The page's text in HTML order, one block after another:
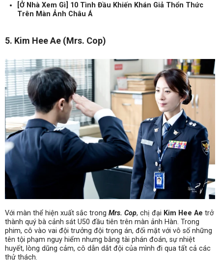
[Ở Nhà Xem Gì] 10 Tình Đầu Khiến Khán Giả Thổn Thức
Trên Màn Ảnh Châu Á
5. Kim Hee Ae (Mrs. Cop)
Với màn thể hiện xuất sắc trong Mrs. Cop, chị đại Kim Hee Ae trở
thành quý bà cảnh sát U50 đầu tiên trên màn ảnh Hàn. Trong
phim, cô vào vai đội trưởng đội trọng án, đối mặt với vô số những
tên tội phạm nguy hiểm nhưng bằng tài phán đoán, sự nhiệt
huyết, lòng dũng cảm, cô dẫn dắt đội của mình đi qua tất cả các
thử thách.